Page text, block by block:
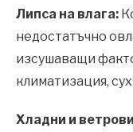
Липса на влага:
недостатъчно
изсушаващи
климатизация,
Хладни и